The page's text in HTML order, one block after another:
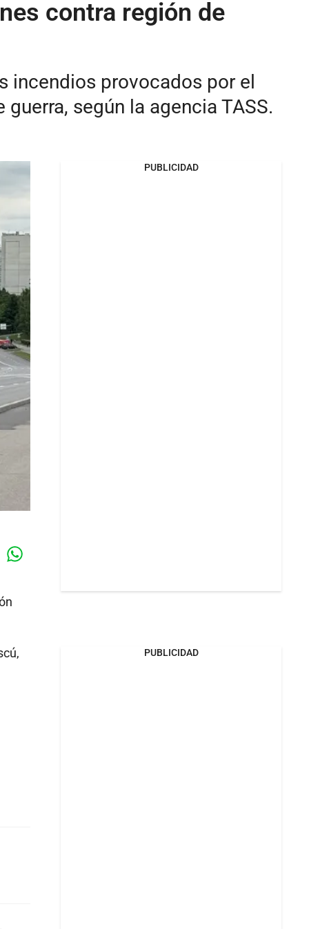
contra región de
incendios provocados por el
según la agencia TASS.
PUBLICIDAD
PUBLICIDAD